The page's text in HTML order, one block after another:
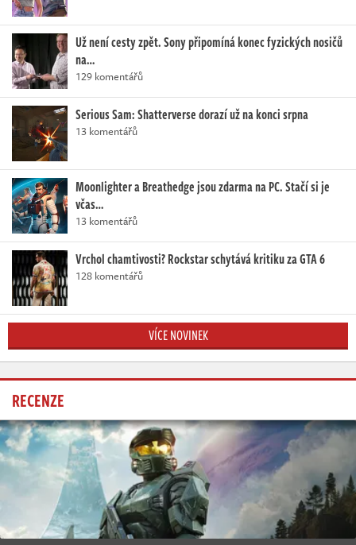
Už není cesty zpět. Sony připomíná konec fyzických nosičů
na…
129 komentářů
Serious Sam: Shatterverse dorazí už na konci srpna
13 komentářů
Moonlighter a Breathedge jsou zdarma na PC. Stačí si je
včas…
13 komentářů
Vrchol chamtivosti? Rockstar schytává kritiku za GTA 6
128 komentářů
VÍCE NOVINEK
RECENZE